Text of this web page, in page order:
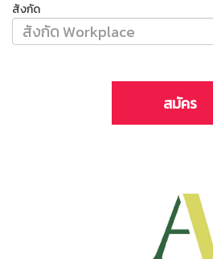
สังกัด
สมัคร